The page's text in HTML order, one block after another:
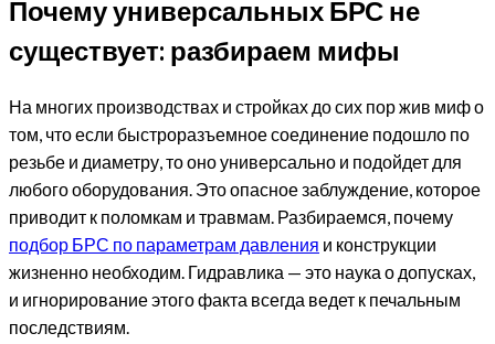
Почему универсальных БРС не
существует: разбираем мифы
На многих производствах и стройках до сих пор жив миф о
том, что если быстроразъемное соединение подошло по
резьбе и диаметру, то оно универсально и подойдет для
любого оборудования. Это опасное заблуждение, которое
приводит к поломкам и травмам. Разбираемся, почему
подбор БРС по параметрам давления и конструкции
жизненно необходим. Гидравлика — это наука о допусках,
и игнорирование этого факта всегда ведет к печальным
последствиям.